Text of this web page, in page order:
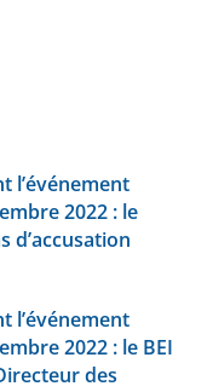
l’événement
2022 : le
d’accusation
l’événement
2022 : le BEI
des